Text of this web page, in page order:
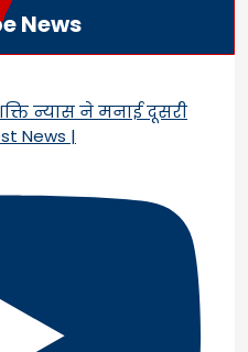
News
न्यास ने मनाई दूसरी
News |